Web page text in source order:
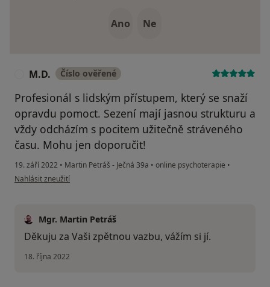
Ano Ne
M.D. Číslo ověřené
Profesionál s lidským přístupem, který se snaží
opravdu pomoct. Sezení mají jasnou strukturu a
vždy odcházím s pocitem užitečně stráveného
času. Mohu jen doporučit!
19. září 2022 • Martin Petráš - Ječná 39a • online psychoterapie •
podle názoru uživatele M.D.
Nahlásit zneužití
Mgr. Martin Petráš
Děkuju za Vaši zpětnou vazbu, vážím si jí.
18. října 2022